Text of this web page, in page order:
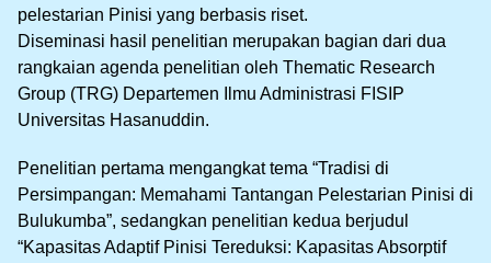
pelestarian Pinisi yang berbasis riset.
Diseminasi hasil penelitian merupakan bagian dari dua
rangkaian agenda penelitian oleh Thematic Research
Group (TRG) Departemen Ilmu Administrasi FISIP
Universitas Hasanuddin.
Penelitian pertama mengangkat tema “Tradisi di
Persimpangan: Memahami Tantangan Pelestarian Pinisi di
Bulukumba”, sedangkan penelitian kedua berjudul
“Kapasitas Adaptif Pinisi Tereduksi: Kapasitas Absorptif